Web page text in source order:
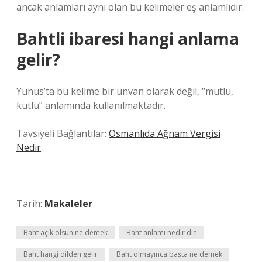
ancak anlamları aynı olan bu kelimeler eş anlamlıdır.
Bahtli ibaresi hangi anlama
gelir?
Yunus’ta bu kelime bir ünvan olarak değil, “mutlu,
kutlu” anlamında kullanılmaktadır.
Tavsiyeli Bağlantılar: Osmanlıda Ağnam Vergisi
Nedir
Tarih: Makaleler
Baht açık olsun ne demek Baht anlamı nedir din
Baht hangi dilden gelir Baht olmayınca başta ne demek